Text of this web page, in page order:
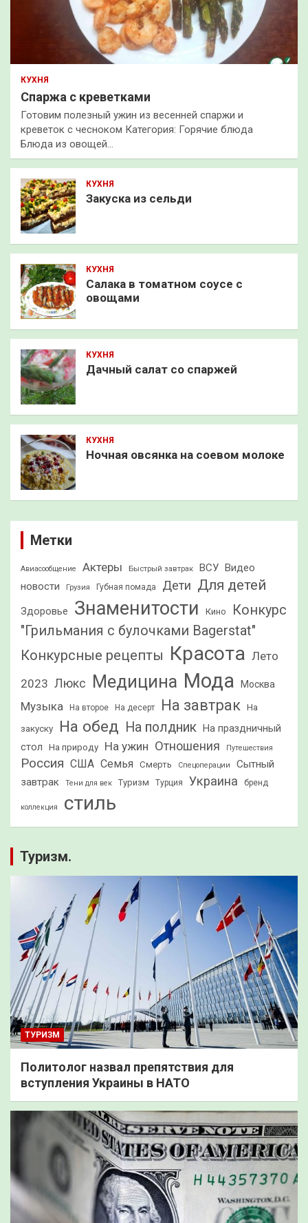
КУХНЯ
Спаржа с креветками
Готовим полезный ужин из весенней спаржи и
креветок с чесноком Категория: Горячие блюда
Блюда из овощей…
КУХНЯ
Закуска из сельди
КУХНЯ
Салака в томатном соусе с
овощами
КУХНЯ
Дачный салат со спаржей
КУХНЯ
Ночная овсянка на соевом молоке
Метки
Авиасообщение Актеры Быстрый завтрак ВСУ Видео
новости
Грузия Губная помада Дети Для детей
Здоровье Знаменитости Кино
Конкурс
"Грильмания с булочками Bagerstat"
Конкурсные рецепты Красота Лето
2023 Люкс Медицина Мода Москва
Музыка На второе На десерт На завтрак На
закуску На обед На полдник На праздничный
стол
На природу На ужин Отношения Путешествия
Россия США Семья Смерть Спецоперации
Сытный
завтрак
Тени для век Туризм Турция Украина бренд
коллекция стиль
Туризм.
ТУРИЗМ
Политолог назвал препятствия для
вступления Украины в НАТО